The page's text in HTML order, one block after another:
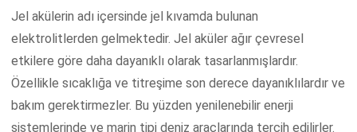
Jel akülerin adı içersinde jel kıvamda bulunan
elektrolitlerden gelmektedir. Jel aküler ağır çevresel
etkilere göre daha dayanıklı olarak tasarlanmışlardır.
Özellikle sıcaklığa ve titreşime son derece dayanıklılardır ve
bakım gerektirmezler. Bu yüzden yenilenebilir enerji
sistemlerinde ve marin tipi deniz araçlarında tercih edilirler.